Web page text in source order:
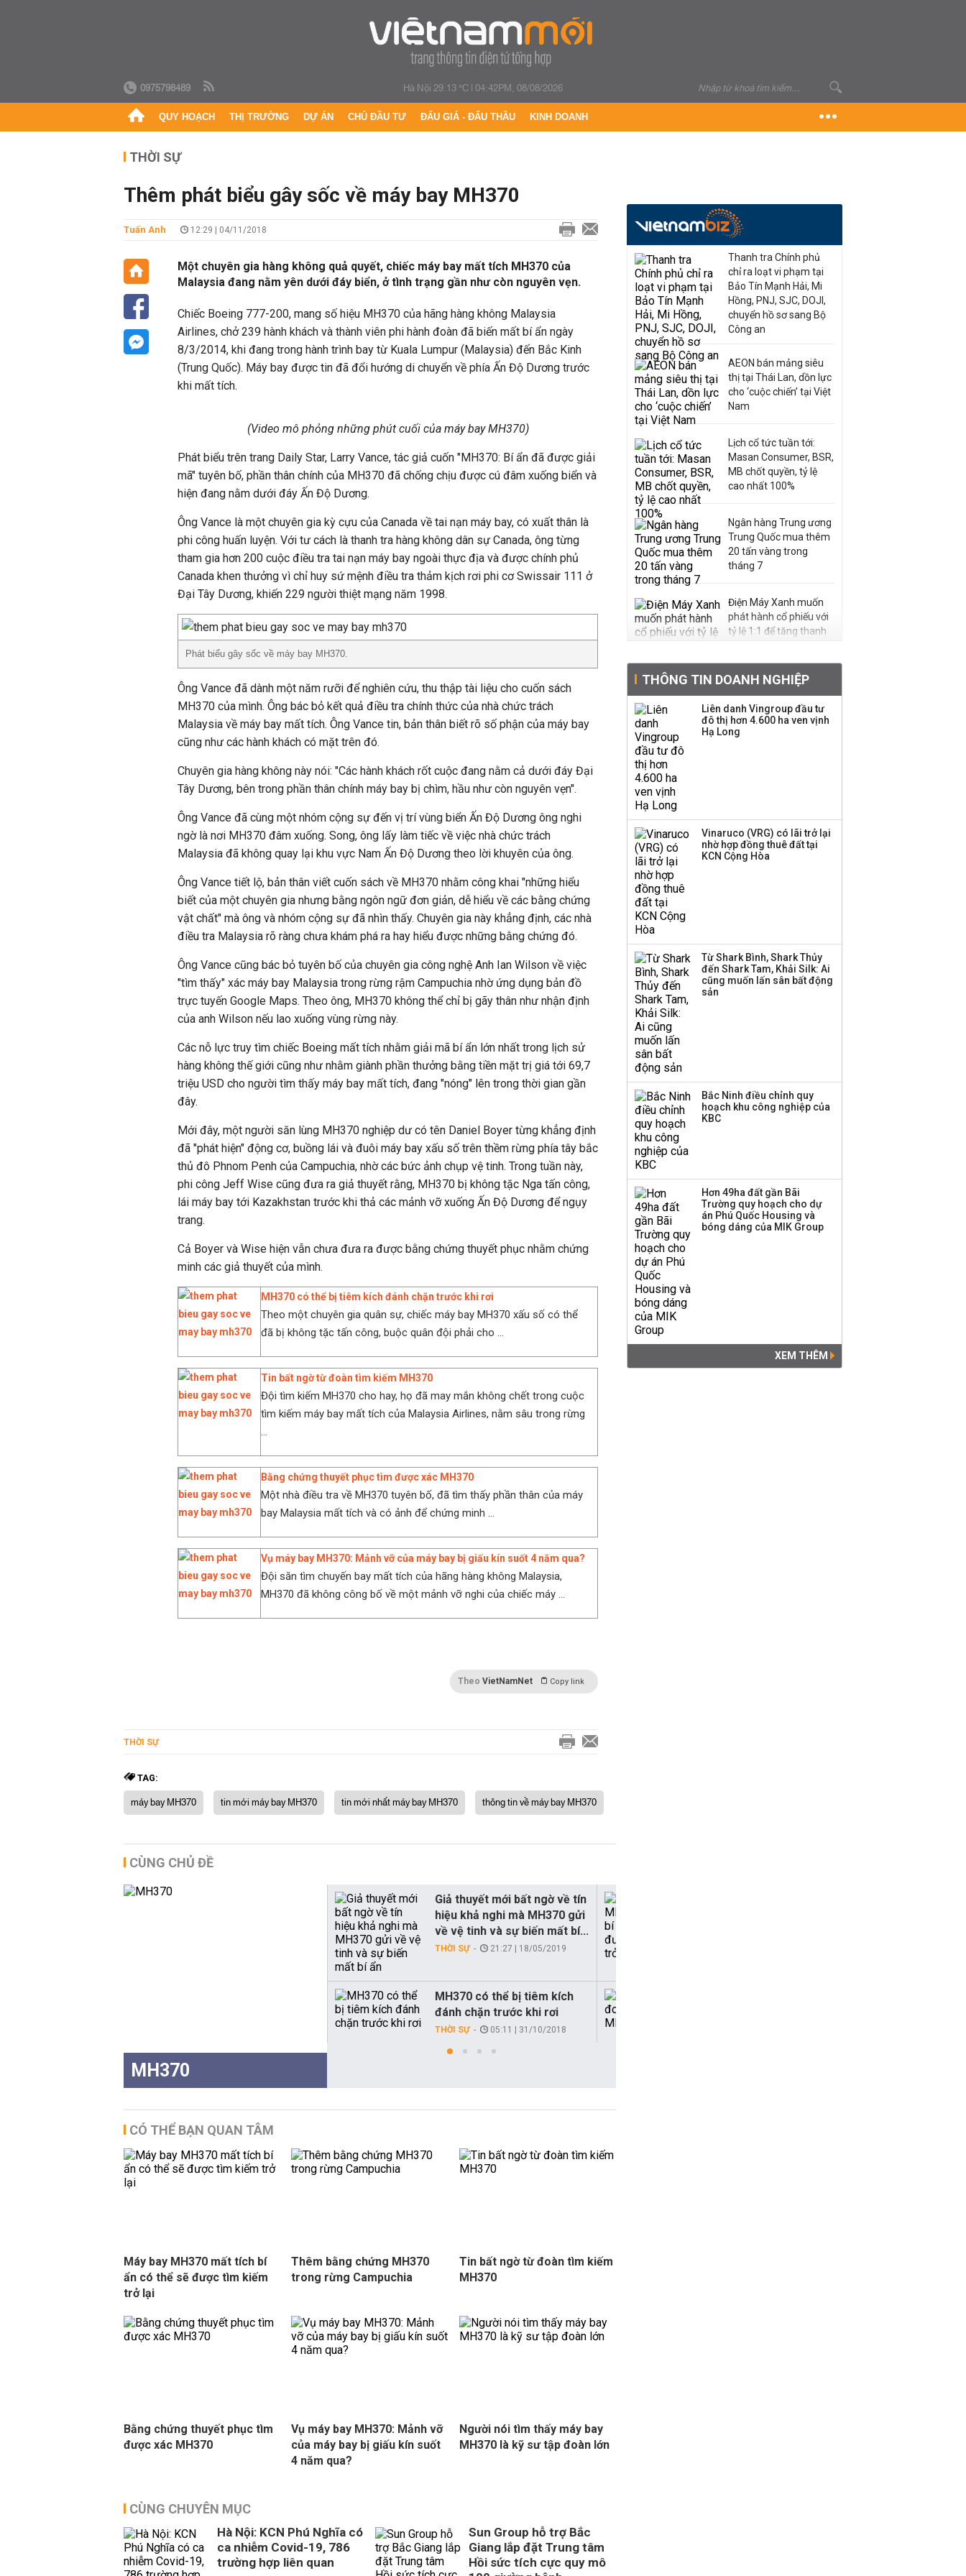
0975798489 Hà Nội 29.13 °C|04:42PM, 08/08/2026
QUY HOẠCH THỊ TRƯỜNG DỰ ÁN CHỦ ĐẦU TƯ ĐẤU GIÁ - ĐẤU THẦU KINH DOANH
THỜI SỰ
Thêm phát biểu gây sốc về máy bay MH370
Tuấn Anh 12:29 | 04/11/2018
Một chuyên gia hàng không quả quyết, chiếc máy bay mất tích MH370 của
Malaysia đang nằm yên dưới đáy biển, ở tình trạng gần như còn nguyên vẹn.
Chiếc Boeing 777-200, mang số hiệu MH370 của hãng hàng không Malaysia
Airlines, chở 239 hành khách và thành viên phi hành đoàn đã biến mất bí ẩn ngày
8/3/2014, khi đang trong hành trình bay từ Kuala Lumpur (Malaysia) đến Bắc Kinh
(Trung Quốc). Máy bay được tin đã đổi hướng di chuyển về phía Ấn Độ Dương trước
khi mất tích.
(Video mô phỏng những phút cuối của máy bay MH370)
Phát biểu trên trang Daily Star, Larry Vance, tác giả cuốn "MH370: Bí ẩn đã được giải
mã" tuyên bố, phần thân chính của MH370 đã chống chịu được cú đâm xuống biển và
hiện đang nằm dưới đáy Ấn Độ Dương.
Ông Vance là một chuyên gia kỳ cựu của Canada về tai nạn máy bay, có xuất thân là
phi công huấn luyện. Với tư cách là thanh tra hàng không dân sự Canada, ông từng
tham gia hơn 200 cuộc điều tra tai nạn máy bay ngoài thực địa và được chính phủ
Canada khen thưởng vì chỉ huy sứ mệnh điều tra thảm kịch rơi phi cơ Swissair 111 ở
Đại Tây Dương, khiến 229 người thiệt mạng năm 1998.
Phát biểu gây sốc về máy bay MH370.
Ông Vance đã dành một năm rưỡi để nghiên cứu, thu thập tài liệu cho cuốn sách
MH370 của mình. Ông bác bỏ kết quả điều tra chính thức của nhà chức trách
Malaysia về máy bay mất tích. Ông Vance tin, bản thân biết rõ số phận của máy bay
cũng như các hành khách có mặt trên đó.
Chuyên gia hàng không này nói: "Các hành khách rốt cuộc đang nằm cả dưới đáy Đại
Tây Dương, bên trong phần thân chính máy bay bị chìm, hầu như còn nguyên vẹn".
Ông Vance đã cùng một nhóm cộng sự đến vị trí vùng biển Ấn Độ Dương ông nghi
ngờ là nơi MH370 đâm xuống. Song, ông lấy làm tiếc về việc nhà chức trách
Malaysia đã không quay lại khu vực Nam Ấn Độ Dương theo lời khuyên của ông.
Ông Vance tiết lộ, bản thân viết cuốn sách về MH370 nhằm công khai "những hiểu
biết của một chuyên gia nhưng bằng ngôn ngữ đơn giản, dễ hiểu về các bằng chứng
vật chất" mà ông và nhóm cộng sự đã nhìn thấy. Chuyên gia này khẳng định, các nhà
điều tra Malaysia rõ ràng chưa khám phá ra hay hiểu được những bằng chứng đó.
Ông Vance cũng bác bỏ tuyên bố của chuyên gia công nghệ Anh Ian Wilson về việc
"tìm thấy" xác máy bay Malaysia trong rừng rậm Campuchia nhờ ứng dụng bản đồ
trực tuyến Google Maps. Theo ông, MH370 không thể chỉ bị gãy thân như nhận định
của anh Wilson nếu lao xuống vùng rừng này.
Các nỗ lực truy tìm chiếc Boeing mất tích nhằm giải mã bí ẩn lớn nhất trong lịch sử
hàng không thế giới cũng như nhằm giành phần thưởng bằng tiền mặt trị giá tới 69,7
triệu USD cho người tìm thấy máy bay mất tích, đang "nóng" lên trong thời gian gần
đây.
Mới đây, một người săn lùng MH370 nghiệp dư có tên Daniel Boyer từng khẳng định
đã "phát hiện" động cơ, buồng lái và đuôi máy bay xấu số trên thềm rừng phía tây bắc
thủ đô Phnom Penh của Campuchia, nhờ các bức ảnh chụp vệ tinh. Trong tuần này,
phi công Jeff Wise cũng đưa ra giả thuyết rằng, MH370 bị không tặc Nga tấn công,
lái máy bay tới Kazakhstan trước khi thả các mảnh vỡ xuống Ấn Độ Dương để ngụy
trang.
Cả Boyer và Wise hiện vẫn chưa đưa ra được bằng chứng thuyết phục nhằm chứng
minh các giả thuyết của mình.
MH370 có thể bị tiêm kích đánh chặn trước khi rơi
Theo một chuyên gia quân sự, chiếc máy bay MH370 xấu số có thể
đã bị không tặc tấn công, buộc quân đội phải cho ...
Tin bất ngờ từ đoàn tìm kiếm MH370
Đội tìm kiếm MH370 cho hay, họ đã may mắn không chết trong cuộc
tìm kiếm máy bay mất tích của Malaysia Airlines, nằm sâu trong rừng
...
Bằng chứng thuyết phục tìm được xác MH370
Một nhà điều tra về MH370 tuyên bố, đã tìm thấy phần thân của máy
bay Malaysia mất tích và có ảnh để chứng minh ...
Vụ máy bay MH370: Mảnh vỡ của máy bay bị giấu kín suốt 4 năm qua?
Đội săn tìm chuyến bay mất tích của hãng hàng không Malaysia,
MH370 đã không công bố về một mảnh vỡ nghi của chiếc máy ...
Theo VietNamNet Copy link
THỜI SỰ
TAG:
máy bay MH370 tin mới máy bay MH370 tin mới nhất máy bay MH370 thông tin về máy bay MH370
CÙNG CHỦ ĐỀ
MH370
Giả thuyết mới bất ngờ về tín
hiệu khả nghi mà MH370 gửi
về vệ tinh và sự biến mất bí...
THỜI SỰ 21:27 | 18/05/2019
MH370 có thể bị tiêm kích
đánh chặn trước khi rơi
THỜI SỰ 05:11 | 31/10/2018
CÓ THỂ BẠN QUAN TÂM
Máy bay MH370 mất tích bí
ẩn có thể sẽ được tìm kiếm
trở lại
Thêm bằng chứng MH370
trong rừng Campuchia
Tin bất ngờ từ đoàn tìm kiếm
MH370
Bằng chứng thuyết phục tìm
được xác MH370
Vụ máy bay MH370: Mảnh vỡ
của máy bay bị giấu kín suốt
4 năm qua?
Người nói tìm thấy máy bay
MH370 là kỹ sư tập đoàn lớn
CÙNG CHUYÊN MỤC
Hà Nội: KCN Phú Nghĩa có
ca nhiễm Covid-19, 786
trường hợp liên quan
Sun Group hỗ trợ Bắc
Giang lắp đặt Trung tâm
Hồi sức tích cực quy mô
Thanh tra Chính phủ
chỉ ra loạt vi phạm tại
Bảo Tín Mạnh Hải, Mi
Hồng, PNJ, SJC, DOJI,
chuyển hồ sơ sang Bộ
Công an
AEON bán mảng siêu
thị tại Thái Lan, dồn lực
cho ‘cuộc chiến’ tại Việt
Nam
Lịch cổ tức tuần tới:
Masan Consumer, BSR,
MB chốt quyền, tỷ lệ
cao nhất 100%
Ngân hàng Trung ương
Trung Quốc mua thêm
20 tấn vàng trong
tháng 7
Điện Máy Xanh muốn
phát hành cổ phiếu với
tỷ lệ 1:1 để tăng thanh
Sau nhịp điều chỉnh
mạnh, CTCK nhìn thấy
cơ hội ở nhóm cổ phiếu
nào?
hàng
TOP 10 ngân hàng lãi
Công ty 100 tỷ của
Huấn Hoa Hồng bỗng
dưng ‘biến mất’, một
THÔNG TIN DOANH NGHIỆP
Liên danh Vingroup đầu tư
đô thị hơn 4.600 ha ven vịnh
Hạ Long
Vinaruco (VRG) có lãi trở lại
nhờ hợp đồng thuê đất tại
KCN Cộng Hòa
Từ Shark Bình, Shark Thủy
đến Shark Tam, Khải Silk: Ai
cũng muốn lấn sân bất động
sản
Bắc Ninh điều chỉnh quy
hoạch khu công nghiệp của
KBC
Hơn 49ha đất gần Bãi
Trường quy hoạch cho dự
án Phú Quốc Housing và
bóng dáng của MIK Group
XEM THÊM